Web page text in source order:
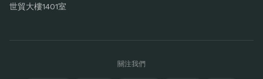
世貿大樓1401室
關注我們